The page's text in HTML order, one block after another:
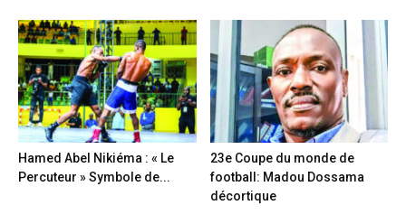
Hamed Abel Nikiéma : « Le
Percuteur » Symbole de...
23e Coupe du monde de
football: Madou Dossama
décortique